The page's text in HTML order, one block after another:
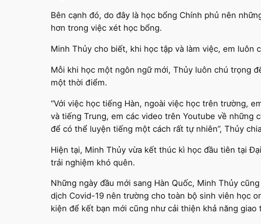
Bên cạnh đó, do đây là học bổng Chính phủ nên
hơn trong việc xét học bổng.
Minh Thủy cho biết, khi học tập và làm việc, em luôn
Mỗi khi học một ngôn ngữ mới, Thủy luôn chú trọng
một thời điểm.
“Với việc học tiếng Hàn, ngoài việc học trên trường,
và tiếng Trung, em các video trên Youtube về những
để có thể luyện tiếng một cách rất tự nhiên”, Thủy
Hiện tại, Minh Thủy vừa kết thúc kì học đầu tiên tại
trải nghiệm khó quên.
Những ngày đầu mới sang Hàn Quốc, Minh Thủy
dịch Covid-19 nên trường cho toàn bộ sinh viên học
kiện để kết bạn mới cũng như cải thiện khả năng giao